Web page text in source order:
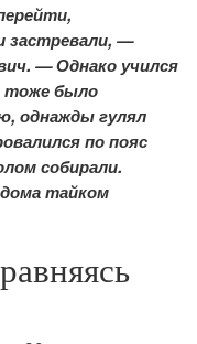
застревали, —
— Однако учился
тоже было
однажды гулял
по пояс
собирали.
тайком